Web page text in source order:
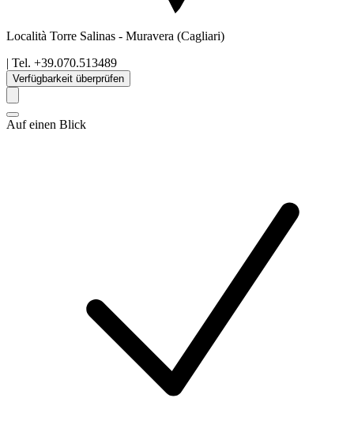
Località Torre Salinas - Muravera (Cagliari)
| Tel. +39.070.513489
Verfügbarkeit überprüfen
Auf einen Blick